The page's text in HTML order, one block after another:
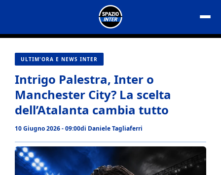
contenuto
ULTIM'ORA E NEWS INTER
Intrigo Palestra, Inter o
Manchester City? La scelta
dell’Atalanta cambia tutto
10 Giugno 2026 - 09:00di Daniele Tagliaferri